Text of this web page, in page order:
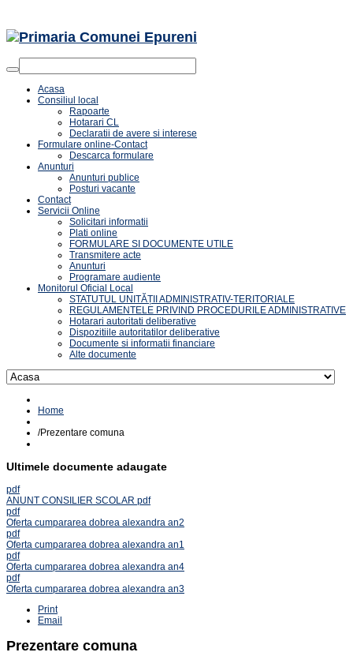
Acasa
Consiliul local
Rapoarte
Hotarari CL
Declaratii de avere si interese
Formulare online-Contact
Descarca formulare
Anunturi
Anunturi publice
Posturi vacante
Contact
Servicii Online
Solicitari informatii
Plati online
FORMULARE SI DOCUMENTE UTILE
Transmitere acte
Anunturi
Programare audiente
Monitorul Oficial Local
STATUTUL UNITĂȚII ADMINISTRATIV-TERITORIALE
REGULAMENTELE PRIVIND PROCEDURILE ADMINISTRATIVE
Hotarari autoritati deliberative
Dispozitiile autoritatilor deliberative
Documente si informatii financiare
Alte documente
Home
/Prezentare comuna
Ultimele documente adaugate
pdf
ANUNT CONSILIER SCOLAR pdf
pdf
Oferta cumpararea dobrea alexandra an2
pdf
Oferta cumpararea dobrea alexandra an1
pdf
Oferta cumpararea dobrea alexandra an4
pdf
Oferta cumpararea dobrea alexandra an3
Print
Email
Prezentare comuna